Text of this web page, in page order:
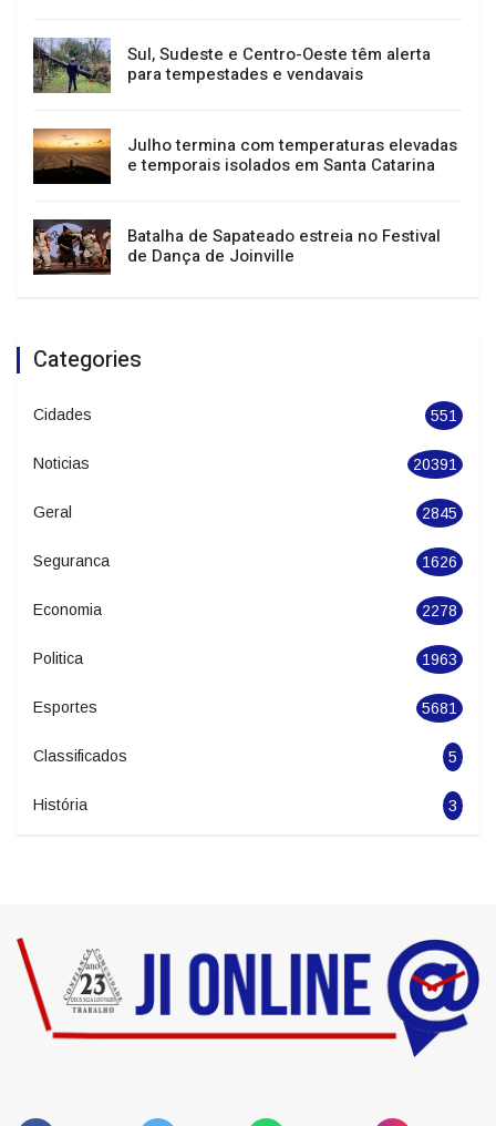
Festival de Dança de Joinville atrai mais de
400 mil pessoas e impulsiona turismo e
economia
Sul, Sudeste e Centro-Oeste têm alerta
para tempestades e vendavais
Julho termina com temperaturas elevadas
e temporais isolados em Santa Catarina
de Dança de Joinville
Categories
Cidades 551
Noticias 20391
Geral 2845
Seguranca 1626
Economia 2278
Politica 1963
Esportes 5681